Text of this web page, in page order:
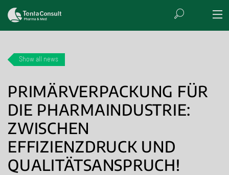
Show all news
PRIMÄRVERPACKUNG FÜR
DIE PHARMAINDUSTRIE:
ZWISCHEN
EFFIZIENZDRUCK UND
QUALITÄTSANSPRUCH!